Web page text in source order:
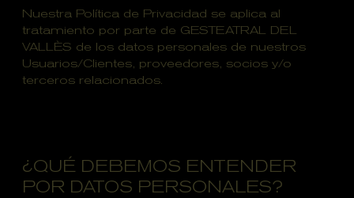
Nuestra Política de Privacidad se aplica al
tratamiento por parte de GESTEATRAL DEL
VALLÈS de los datos personales de nuestros
Usuarios/Clientes, proveedores, socios y/o
terceros relacionados.
¿QUÉ DEBEMOS ENTENDER
POR DATOS PERSONALES?